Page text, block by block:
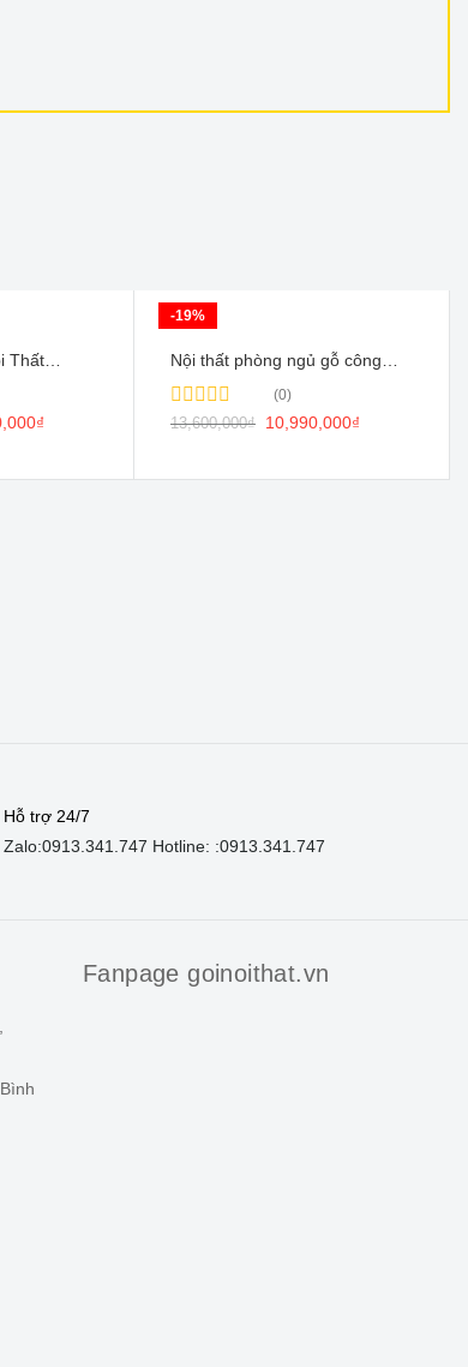
Thất
₫
-19%
Nội thất phòng ngủ gỗ công
Rated
of
(0)
13,600,000₫ 10,990,000₫
Hỗ trợ 24/7
Zalo:0913.341.747 Hotline: :0913.341.747
Fanpage goinoithat.vn